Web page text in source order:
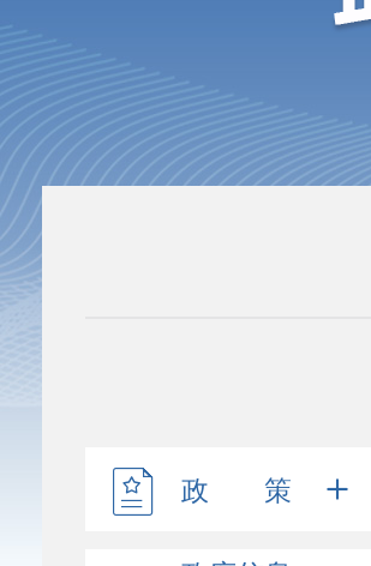
政 策